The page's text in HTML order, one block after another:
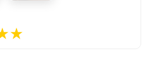
03:45 pm